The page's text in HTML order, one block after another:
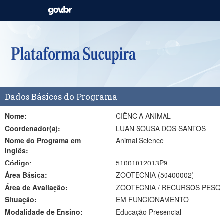
Casa Civil
Pecuária e Abastecimento
Dados Básicos do Programa
Nome:
CIÊNCIA ANIMAL
Coordenador(a):
LUAN SOUSA DOS SANTOS
Nome do Programa em
Inglês:
Animal Science
Código:
51001012013P9
Área Básica:
ZOOTECNIA (50400002)
Área de Avaliação:
ZOOTECNIA / RECURSOS
Situação:
EM FUNCIONAMENTO
Modalidade de Ensino:
Educação Presencial